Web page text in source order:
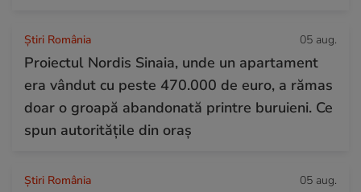
Știri România 05 aug.
Proiectul Nordis Sinaia, unde un apartament
era vândut cu peste 470.000 de euro, a rămas
doar o groapă abandonată printre buruieni. Ce
spun autoritățile din oraș
Știri România 05 aug.